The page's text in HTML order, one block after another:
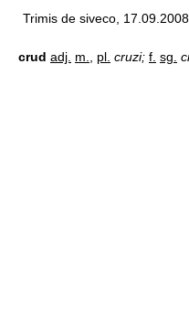
Trimis de siveco,
crud adj. m. pl. cruzi; f. sg.